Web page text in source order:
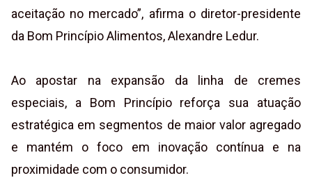
aceitação no mercado”, afirma o diretor-presidente
da Bom Princípio Alimentos, Alexandre Ledur.
Ao apostar na expansão da linha de cremes
especiais, a Bom Princípio reforça sua atuação
estratégica em segmentos de maior valor agregado
e mantém o foco em inovação contínua e na
proximidade com o consumidor.